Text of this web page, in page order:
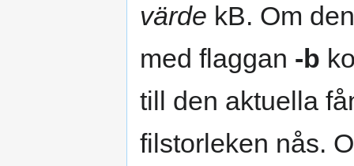
värde kB. Om
med flaggan -b
till den aktuella
filstorleken nås.